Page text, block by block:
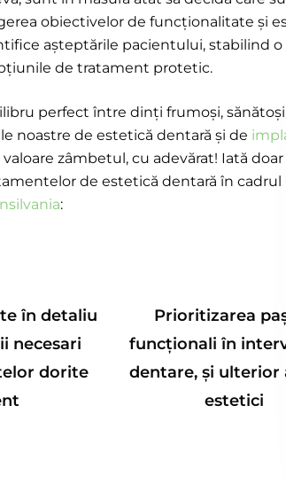
obiectivelor de funcționalitate și
așteptările pacientului, stabilind o
de tratament protetic.
perfect între dinți frumoși, sănătoși
noastre de estetică dentară și de
zâmbetul, cu adevărat! Iată
de estetică dentară în cadrul
:
în detaliu
necesari
dorite
Prioritizarea
funcționali în
dentare, și ulterior
estetici